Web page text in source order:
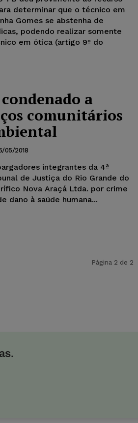
determinar que o técnico em
Gomes se abstenha de
podendo realizar somente
em ótica (artigo 9º do
a
comunitários
05/2018
integrantes da 4ª
de Justiça do Rio Grande do
Nova Araçá Ltda. por crime
dano à saúde humana...
Página 2 de 2